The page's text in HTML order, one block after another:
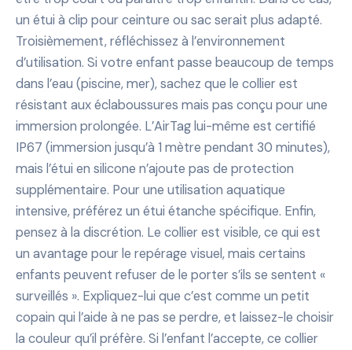
un étui à clip pour ceinture ou sac serait plus adapté.
Troisièmement, réfléchissez à l’environnement
d’utilisation. Si votre enfant passe beaucoup de temps
dans l’eau (piscine, mer), sachez que le collier est
résistant aux éclaboussures mais pas conçu pour une
immersion prolongée. L’AirTag lui-même est certifié
IP67 (immersion jusqu’à 1 mètre pendant 30 minutes),
mais l’étui en silicone n’ajoute pas de protection
supplémentaire. Pour une utilisation aquatique
intensive, préférez un étui étanche spécifique. Enfin,
pensez à la discrétion. Le collier est visible, ce qui est
un avantage pour le repérage visuel, mais certains
enfants peuvent refuser de le porter s’ils se sentent «
surveillés ». Expliquez-lui que c’est comme un petit
copain qui l’aide à ne pas se perdre, et laissez-le choisir
la couleur qu’il préfère. Si l’enfant l’accepte, ce collier